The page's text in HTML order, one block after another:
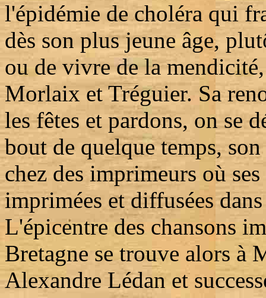
l'épidémie de choléra qui
dès son plus jeune âge,
ou de vivre de la
Morlaix et Tréguier. Sa
les fêtes et pardons, on se
bout de quelque temps,
chez des imprimeurs où
imprimées et diffusées
L'épicentre des chansons
Bretagne se trouve alors à
Alexandre Lédan et